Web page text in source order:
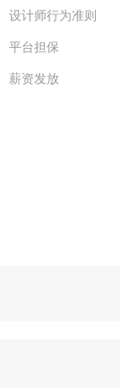
设计师行为准则
平台担保
薪资发放